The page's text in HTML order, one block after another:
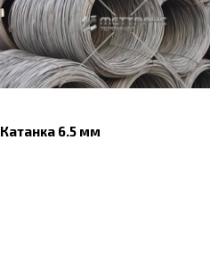
Катанка 6.5 мм